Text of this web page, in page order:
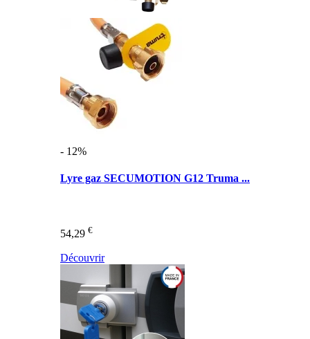
- 12%
Lyre gaz SECUMOTION G12 Truma ...
54,29 €
Découvrir